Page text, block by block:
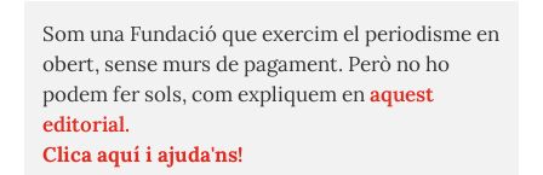
Som una Fundació que exercim el periodisme en
obert, sense murs de pagament. Però no ho
podem fer sols, com expliquem enaquest
editorial.
Clica aquí i ajuda'ns!